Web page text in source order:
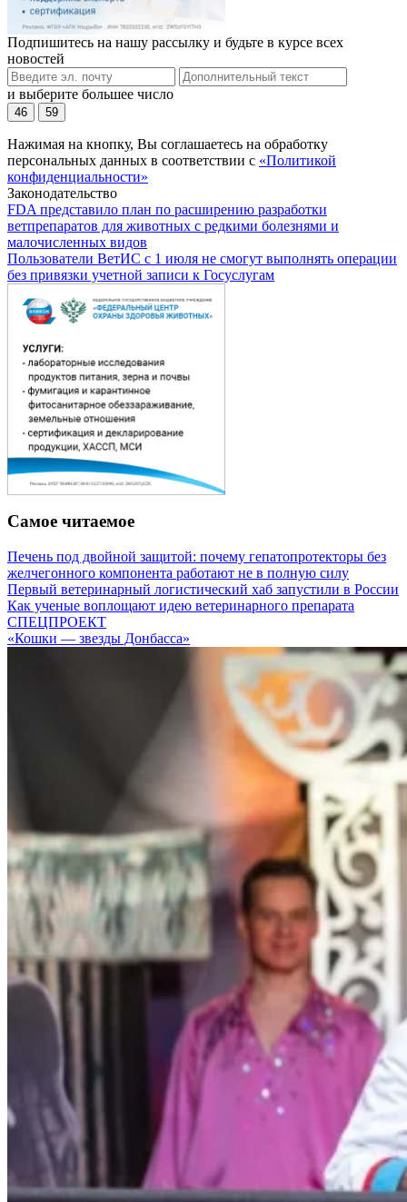
Подпишитесь на нашу рассылку и будьте в курсе всех
новостей
и выберите большее число
46 59
Нажимая на кнопку, Вы соглашаетесь на обработку
персональных данных в соответствии с «Политикой
конфиденциальности»
Законодательство
FDA представило план по расширению разработки
ветпрепаратов для животных с редкими болезнями и
малочисленных видов
Пользователи ВетИС с 1 июля не смогут выполнять операции
без привязки учетной записи к Госуслугам
Самое читаемое
Печень под двойной защитой: почему гепатопротекторы без
желчегонного компонента работают не в полную силу
Первый ветеринарный логистический хаб запустили в России
Как ученые воплощают идею ветеринарного препарата
СПЕЦПРОЕКТ
«Кошки — звезды Донбасса»